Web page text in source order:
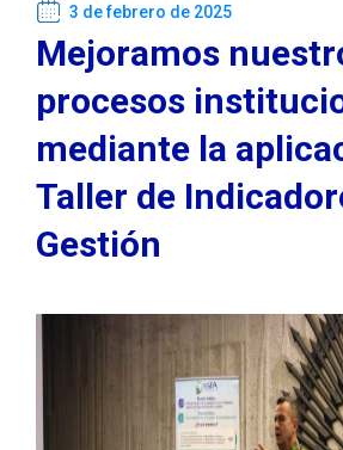
3 de febrero de 2025
Mejoramos
procesos
mediante la
Taller de
Gestión